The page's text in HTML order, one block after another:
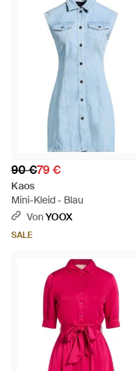
90 €79 €
Kaos
Mini-Kleid - Blau
VonYOOX
SALE